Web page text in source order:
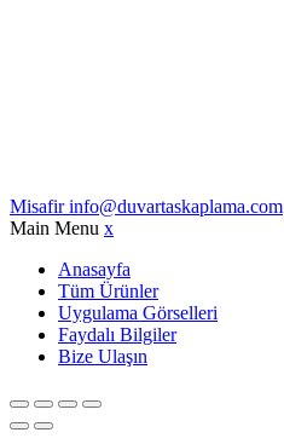
Misafirinfo@duvartaskaplama.com
Main Menu x
Anasayfa
Tüm Ürünler
Uygulama Görselleri
Faydalı Bilgiler
Bize Ulaşın